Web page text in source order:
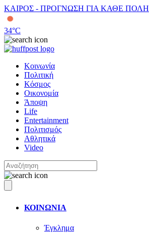
ΚΑΙΡΟΣ - ΠΡΟΓΝΩΣΗ ΓΙΑ ΚΑΘΕ ΠΟΛΗ
34°C
Κοινωνία
Πολιτική
Κόσμος
Οικονομία
Άποψη
Life
Entertainment
Πολιτισμός
Αθλητικά
Video
ΚΟΙΝΩΝΙΑ
Έγκλημα